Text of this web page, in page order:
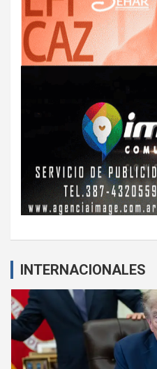
INTERNACIONALES